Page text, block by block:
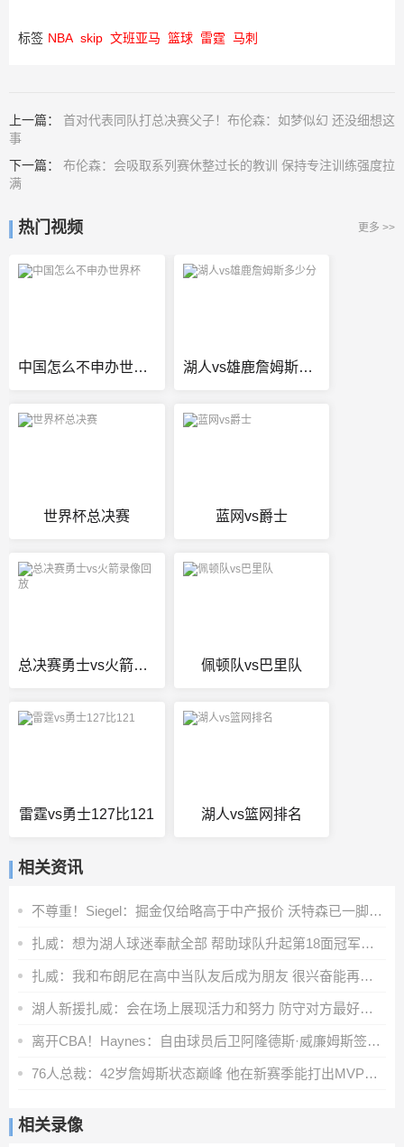
标签 NBA skip 文班亚马 篮球 雷霆 马刺
上一篇： 首对代表同队打总决赛父子！布伦森：如梦似幻 还没细想这
事
下一篇： 布伦森：会吸取系列赛休整过长的教训 保持专注训练强度拉
满
热门视频 更多 >>
中国怎么不申办世界杯 湖人vs雄鹿詹姆斯多少分
世界杯总决赛 蓝网vs爵士
总决赛勇士vs火箭录像回放 佩顿队vs巴里队
雷霆vs勇士127比121 湖人vs篮网排名
相关资讯
不尊重！Siegel：掘金仅给略高于中产报价 沃特森已一脚迈出大门
扎威：想为湖人球迷奉献全部 帮助球队升起第18面冠军旗帜
扎威：我和布朗尼在高中当队友后成为朋友 很兴奋能再次并肩作战
湖人新援扎威：会在场上展现活力和努力 防守对方最好的球员
离开CBA！Haynes：自由球员后卫阿隆德斯·威廉姆斯签约奇才
76人总裁：42岁詹姆斯状态巅峰 他在新赛季能打出MVP级别的表现
相关录像